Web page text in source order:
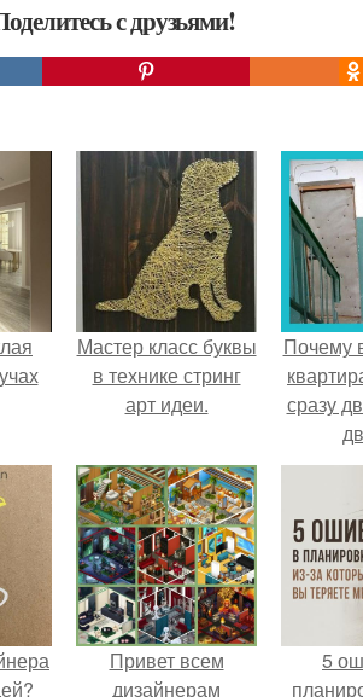
с друзьями!
Мастер класс буквы
в технике стринг
арт идеи.
Почему
сразу
Привет всем
дизайнерам
5